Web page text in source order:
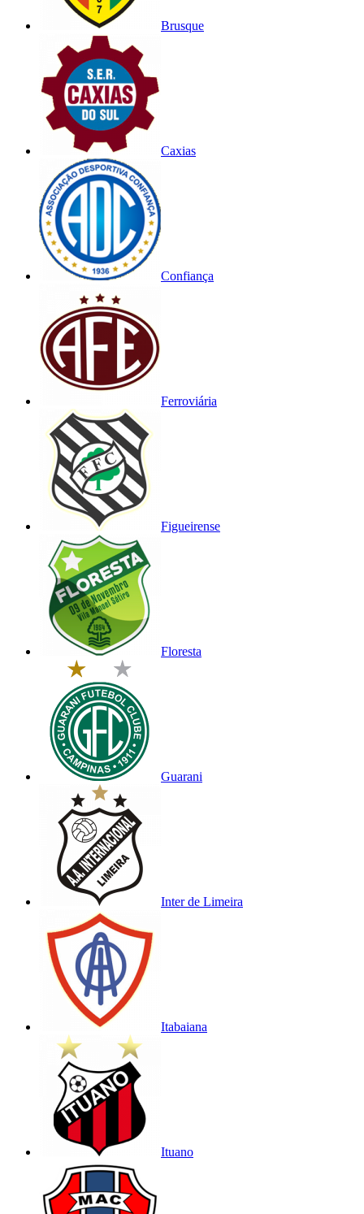
Brusque
Caxias
Confiança
Ferroviária
Figueirense
Floresta
Guarani
Inter de Limeira
Itabaiana
Ituano